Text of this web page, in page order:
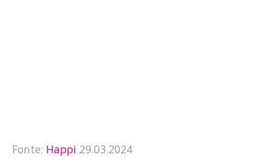
Fonte: Happi 29.03.2024